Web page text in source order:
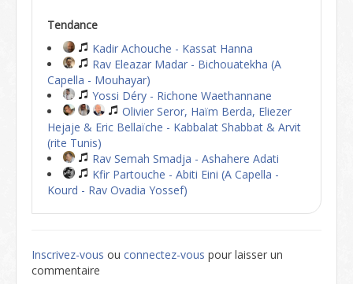
Tendance
Kadir Achouche - Kassat Hanna
Rav Eleazar Madar - Bichouatekha (A
Capella - Mouhayar)
Yossi Déry - Richone Waethannane
Olivier Seror, Haïm Berda, Eliezer
Hejaje & Eric Bellaïche - Kabbalat Shabbat & Arvit
(rite Tunis)
Rav Semah Smadja - Ashahere Adati
Kfir Partouche - Abiti Eini (A Capella -
Kourd - Rav Ovadia Yossef)
Inscrivez-vous ou connectez-vous pour laisser un
commentaire